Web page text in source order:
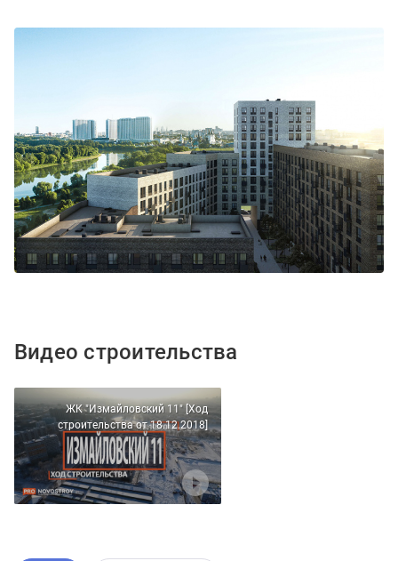
Видео строительства
ЖК "Измайловский 11" [Ход
строительства от 18.12.2018]